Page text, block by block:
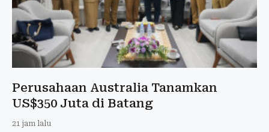
Perusahaan Australia Tanamkan
US$350 Juta di Batang
21 jam lalu